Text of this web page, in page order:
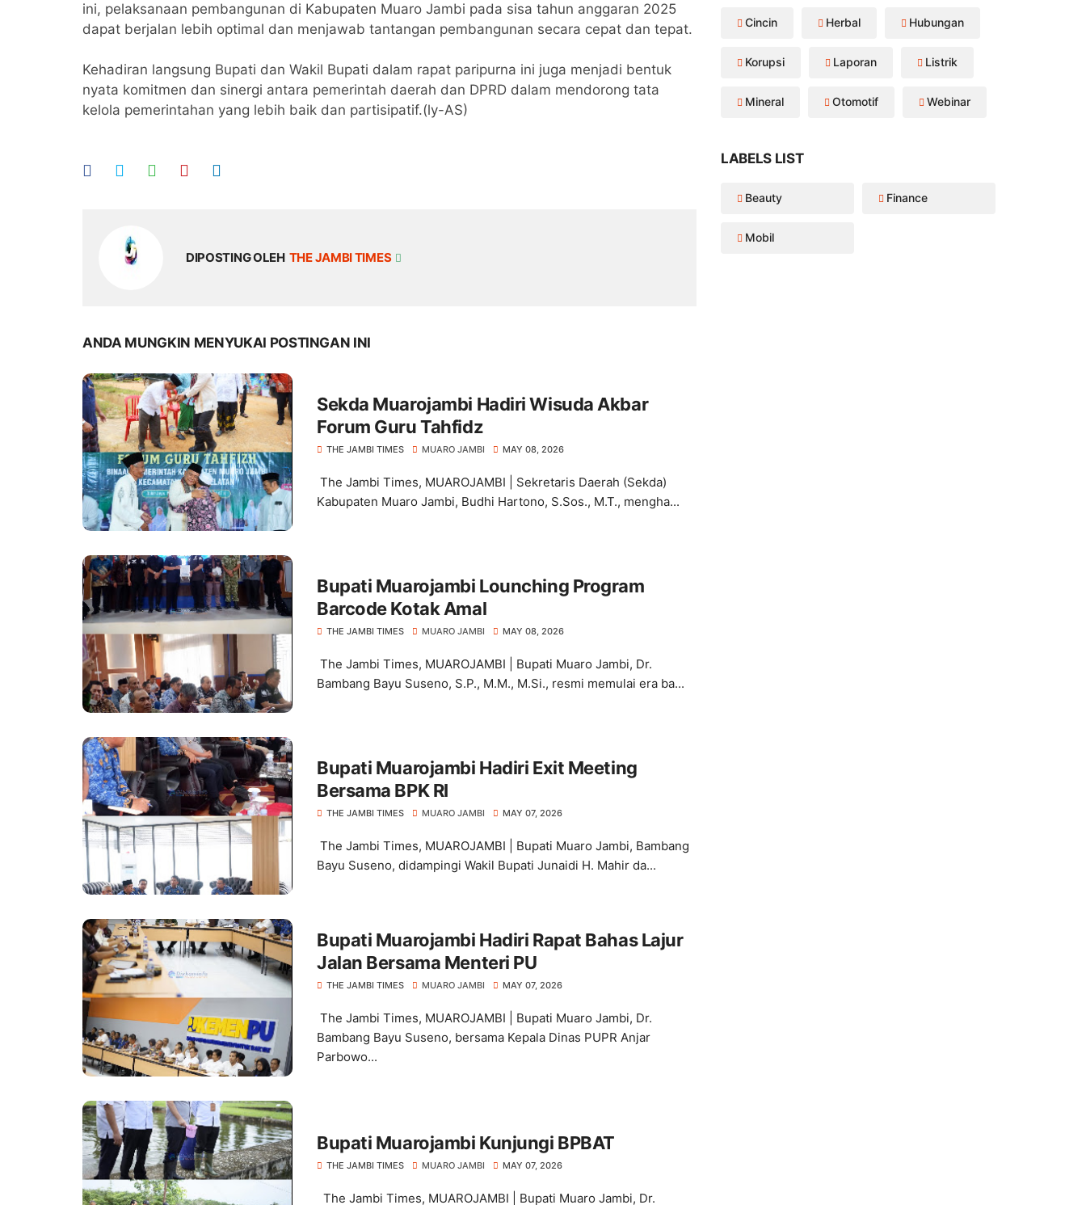
ini, pelaksanaan pembangunan di Kabupaten Muaro Jambi pada sisa tahun anggaran 2025
dapat berjalan lebih optimal dan menjawab tantangan pembangunan secara cepat dan tepat.
Kehadiran langsung Bupati dan Wakil Bupati dalam rapat paripurna ini juga menjadi bentuk
nyata komitmen dan sinergi antara pemerintah daerah dan DPRD dalam mendorong tata
kelola pemerintahan yang lebih baik dan partisipatif.(ly-AS)
DIPOSTING OLEH THE JAMBI TIMES
ANDA MUNGKIN MENYUKAI POSTINGAN INI
Sekda Muarojambi Hadiri Wisuda Akbar
Forum Guru Tahfidz
THE JAMBI TIMES MUARO JAMBI MAY 08, 2026
The Jambi Times, MUAROJAMBI | Sekretaris Daerah (Sekda)
Kabupaten Muaro Jambi, Budhi Hartono, S.Sos., M.T., mengha...
Bupati Muarojambi Lounching Program
Barcode Kotak Amal
THE JAMBI TIMES MUARO JAMBI MAY 08, 2026
The Jambi Times, MUAROJAMBI | Bupati Muaro Jambi, Dr.
Bambang Bayu Suseno, S.P., M.M., M.Si., resmi memulai era ba...
Bupati Muarojambi Hadiri Exit Meeting
Bersama BPK RI
THE JAMBI TIMES MUARO JAMBI MAY 07, 2026
The Jambi Times, MUAROJAMBI | Bupati Muaro Jambi, Bambang
Bayu Suseno, didampingi Wakil Bupati Junaidi H. Mahir da...
Bupati Muarojambi Hadiri Rapat Bahas Lajur
Jalan Bersama Menteri PU
THE JAMBI TIMES MUARO JAMBI MAY 07, 2026
The Jambi Times, MUAROJAMBI | Bupati Muaro Jambi, Dr.
Bambang Bayu Suseno, bersama Kepala Dinas PUPR Anjar
Parbowo...
Bupati Muarojambi Kunjungi BPBAT
THE JAMBI TIMES MUARO JAMBI MAY 07, 2026
The Jambi Times, MUAROJAMBI | Bupati Muaro Jambi, Dr.
Cincin Herbal Hubungan
Korupsi Laporan Listrik
Mineral Otomotif Webinar
LABELS LIST
Beauty Finance
Mobil